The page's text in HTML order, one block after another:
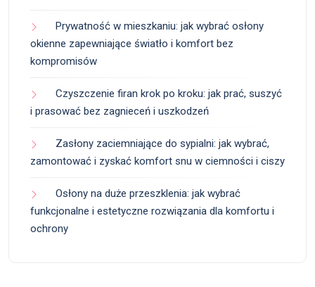
Prywatność w mieszkaniu: jak wybrać osłony
okienne zapewniające światło i komfort bez
kompromisów
Czyszczenie firan krok po kroku: jak prać, suszyć
i prasować bez zagnieceń i uszkodzeń
Zasłony zaciemniające do sypialni: jak wybrać,
zamontować i zyskać komfort snu w ciemności i ciszy
Osłony na duże przeszklenia: jak wybrać
funkcjonalne i estetyczne rozwiązania dla komfortu i
ochrony